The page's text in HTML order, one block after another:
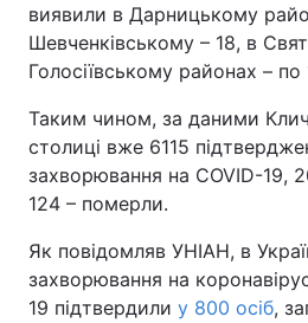
виявили в Дарницькому
Шевченківському – 18, в
Голосіївському районах – по
Таким чином, за даними
столиці вже 6115
захворювання на COVID-19,
124 – померли.
Як повідомляв УНІАН, в
захворювання на
19 підтвердили у 800 осіб,